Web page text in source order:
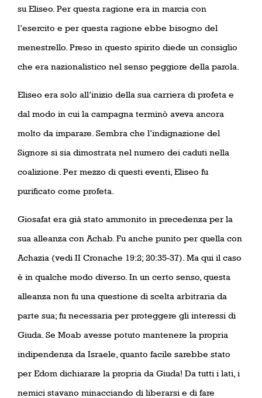
su Eliseo. Per questa ragione era in marcia con
l’esercito e per questa ragione ebbe bisogno del
menestrello. Preso in questo spirito diede un consiglio
che era nazionalistico nel senso peggiore della parola.
Eliseo era solo all’inizio della sua carriera di profeta e
dal modo in cui la campagna terminò aveva ancora
molto da imparare. Sembra che l’indignazione del
Signore si sia dimostrata nel numero dei caduti nella
coalizione. Per mezzo di questi eventi, Eliseo fu
purificato come profeta.
Giosafat era già stato ammonito in precedenza per la
sua alleanza con Achab. Fu anche punito per quella con
Achazia (vedi II Cronache 19:2; 20:35-37). Ma qui il caso
è in qualche modo diverso. In un certo senso, questa
alleanza non fu una questione di scelta arbitraria da
parte sua; fu necessaria per proteggere gli interessi di
Giuda. Se Moab avesse potuto mantenere la propria
indipendenza da Israele, quanto facile sarebbe stato
per Edom dichiarare la propria da Giuda! Da tutti i lati, i
nemici stavano minacciando di liberarsi e di fare